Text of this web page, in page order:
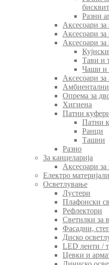
Разни
Аксесоари
Аксесоари за
Аксесоари за
Тави и
Чаши и
Аксесоари за
Амбиентални
Опрема за
Хигиена
Патни
Патни
Ранци
Ташни
Разно
За канцеларија
Аксесоари за
Електро материјали
Осветлување
Лустери
Плафонски
Рефлектори
Светилки за
Фасадни,
Диско
LED ленти /
Цевки и